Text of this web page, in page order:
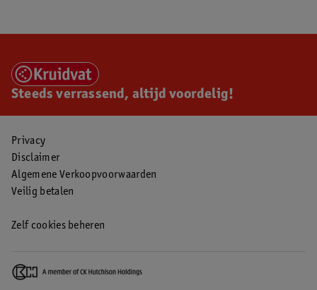
Steeds verrassend, altijd voordelig!
Privacy
Disclaimer
Algemene Verkoopvoorwaarden
Veilig betalen
Zelf cookies beheren